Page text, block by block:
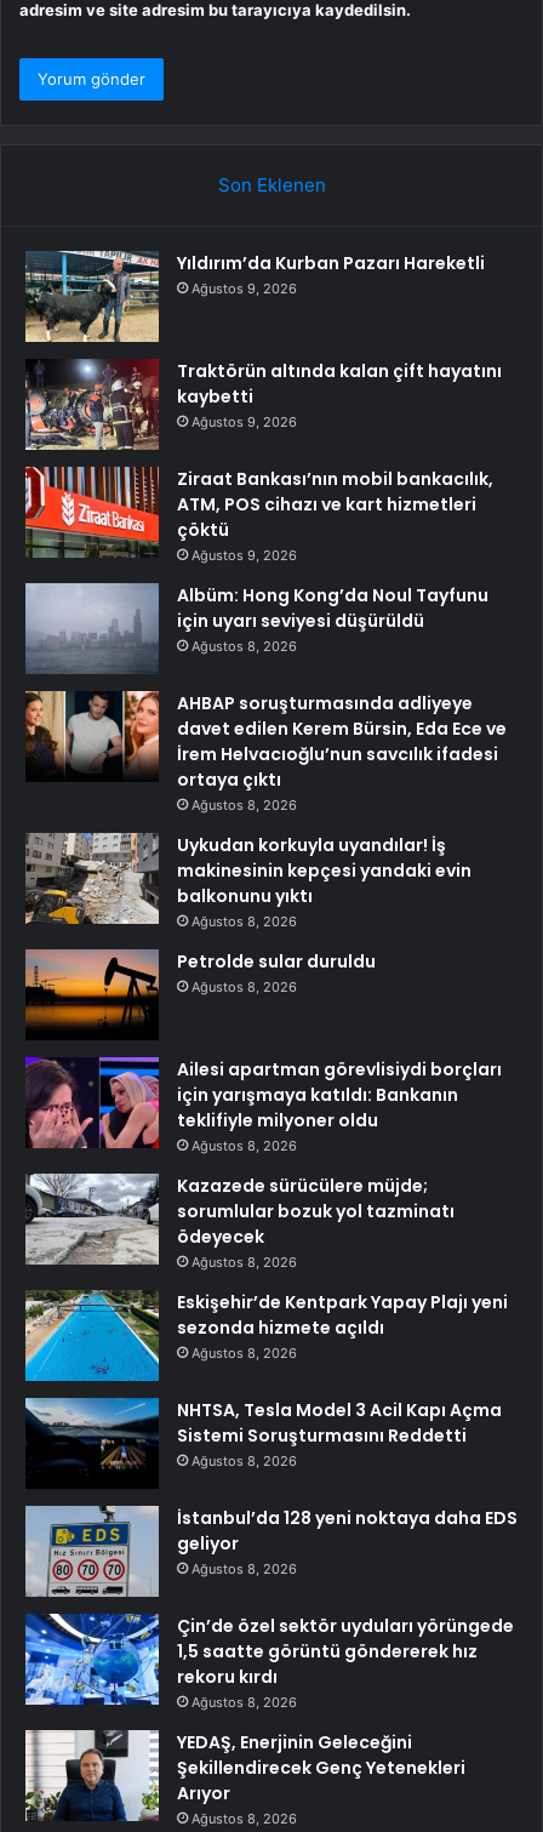
adresim ve site adresim bu tarayıcıya kaydedilsin.
Son Eklenen
Yıldırım’da Kurban Pazarı Hareketli
Ağustos 9, 2026
Traktörün altında kalan çift hayatını
kaybetti
Ağustos 9, 2026
Ziraat Bankası’nın mobil bankacılık,
ATM, POS cihazı ve kart hizmetleri
çöktü
Ağustos 9, 2026
Albüm: Hong Kong’da Noul Tayfunu
için uyarı seviyesi düşürüldü
Ağustos 8, 2026
AHBAP soruşturmasında adliyeye
davet edilen Kerem Bürsin, Eda Ece ve
İrem Helvacıoğlu’nun savcılık ifadesi
ortaya çıktı
Ağustos 8, 2026
Uykudan korkuyla uyandılar! İş
makinesinin kepçesi yandaki evin
balkonunu yıktı
Ağustos 8, 2026
Petrolde sular duruldu
Ağustos 8, 2026
Ailesi apartman görevlisiydi borçları
için yarışmaya katıldı: Bankanın
teklifiyle milyoner oldu
Ağustos 8, 2026
Kazazede sürücülere müjde;
sorumlular bozuk yol tazminatı
ödeyecek
Ağustos 8, 2026
Eskişehir’de Kentpark Yapay Plajı yeni
sezonda hizmete açıldı
Ağustos 8, 2026
NHTSA, Tesla Model 3 Acil Kapı Açma
Sistemi Soruşturmasını Reddetti
Ağustos 8, 2026
İstanbul’da 128 yeni noktaya daha EDS
geliyor
Ağustos 8, 2026
Çin’de özel sektör uyduları yörüngede
1,5 saatte görüntü göndererek hız
rekoru kırdı
Ağustos 8, 2026
YEDAŞ, Enerjinin Geleceğini
Şekillendirecek Genç Yetenekleri
Arıyor
Ağustos 8, 2026